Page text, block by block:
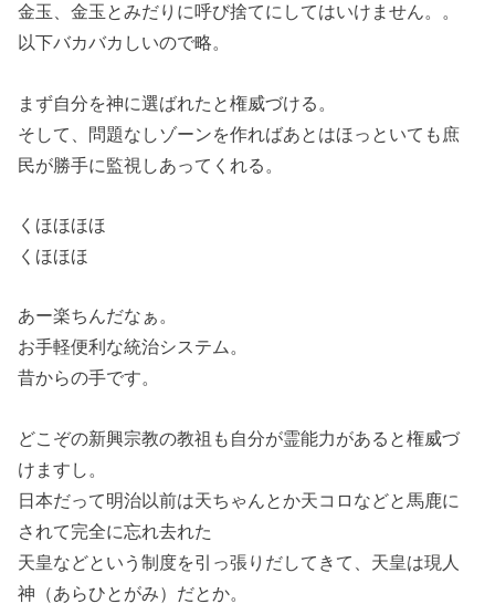
金玉、金玉とみだりに呼び捨てにしてはいけません。。
以下バカバカしいので略。
まず自分を神に選ばれたと権威づける。
そして、問題なしゾーンを作ればあとはほっといても庶
民が勝手に監視しあってくれる。
くほほほほ
くほほほ
あー楽ちんだなぁ。
お手軽便利な統治システム。
昔からの手です。
どこぞの新興宗教の教祖も自分が霊能力があると権威づ
けますし。
日本だって明治以前は天ちゃんとか天コロなどと馬鹿に
されて完全に忘れ去れた
天皇などという制度を引っ張りだしてきて、天皇は現人
神（あらひとがみ）だとか。